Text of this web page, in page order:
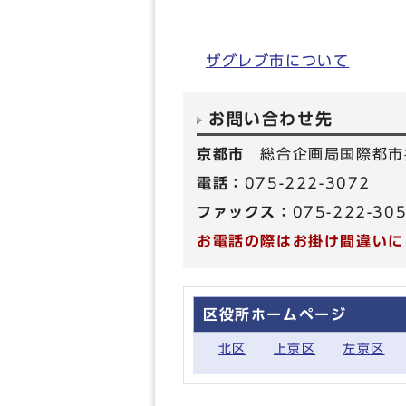
ザグレブ市について
お問い合わせ先
京都市総合企画局国際都
電話： 075-222-3072
ファックス： 075-222-
お電話の際はお掛け間違い
区役所ホームページ
北区 上京区 左京区